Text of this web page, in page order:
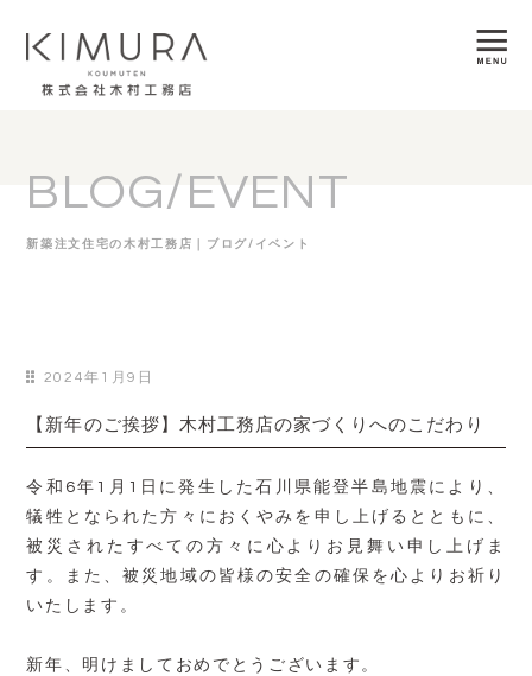
BLOG/EVENT
新築注文住宅の木村工務店｜ブログ/イベント
2024年1月9日
【新年のご挨拶】木村工務店の家づくりへのこだわり
令和6年1月1日に発生した石川県能登半島地震により、
犠牲となられた方々におくやみを申し上げるとともに、
被災されたすべての方々に心よりお見舞い申し上げま
す。また、被災地域の皆様の安全の確保を心よりお祈り
いたします。
新年、明けましておめでとうございます。